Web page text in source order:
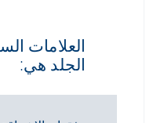
العلامات
الجلد هي: